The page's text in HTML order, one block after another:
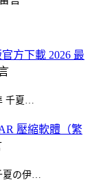
方下載 2026 最
千夏…
壓縮軟體（繁
の伊…